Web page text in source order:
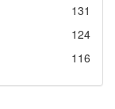
131
124
116